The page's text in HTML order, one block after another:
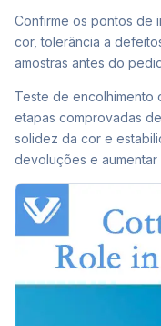
Confirme os pontos de
cor, tolerância a
amostras antes do
Teste de encolhimento
etapas comprovadas
solidez da cor e
devoluções e aumentar